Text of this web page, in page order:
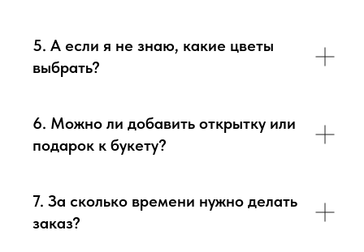
5. А если я не знаю, какие цветы
выбрать?
6. Можно ли добавить открытку или
подарок к букету?
7. За сколько времени нужно делать
заказ?